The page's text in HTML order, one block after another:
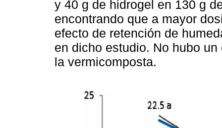
y 40 g de hidrogel en 130 g
encontrando que a mayor
efecto de retención de
en dicho estudio. No hubo
la vermicomposta.